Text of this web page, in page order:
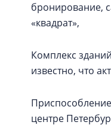
бронирование,
«квадрат»,
Комплекс
известно, что
центре